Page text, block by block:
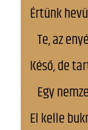
Értünk
Te, az
Késő, de
Egy
El kelle